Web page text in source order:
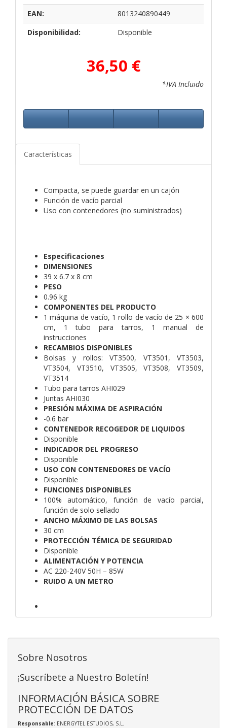
EAN:
8013240890449
Disponibilidad:
Disponible
36,50 €
*IVA Incluido
Características
Compacta, se puede guardar en un cajón
Función de vacío parcial
Uso con contenedores (no suministrados)
Especificaciones
DIMENSIONES
39 x 6.7 x 8 cm
PESO
0.96 kg
COMPONENTES DEL PRODUCTO
1 máquina de vacío, 1 rollo de vacío de 25 × 600
cm, 1 tubo para tarros, 1 manual de
instrucciones
RECAMBIOS DISPONIBLES
Bolsas y rollos: VT3500, VT3501, VT3503,
VT3504, VT3510, VT3505, VT3508, VT3509,
VT3514
Tubo para tarros AHI029
Juntas AHI030
PRESIÓN MÁXIMA DE ASPIRACIÓN
-0.6 bar
CONTENEDOR RECOGEDOR DE LIQUIDOS
Disponible
INDICADOR DEL PROGRESO
Disponible
USO CON CONTENEDORES DE VACÍO
Disponible
FUNCIONES DISPONIBLES
100% automático, función de vacío parcial,
función de solo sellado
ANCHO MÁXIMO DE LAS BOLSAS
30 cm
PROTECCIÓN TÉMICA DE SEGURIDAD
Disponible
ALIMENTACIÓN Y POTENCIA
AC 220-240V 50H – 85W
RUIDO A UN METRO
Sobre Nosotros
¡Suscríbete a Nuestro Boletín!
INFORMACIÓN BÁSICA SOBRE
PROTECCIÓN DE DATOS
Responsable: ENERGYTEL ESTUDIOS, S.L.